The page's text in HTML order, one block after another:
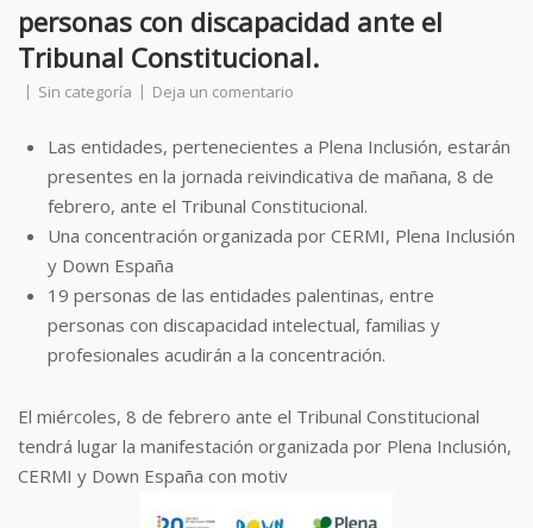
personas con discapacidad ante el
Tribunal Constitucional.
Sin categoría Deja un comentario
Las entidades, pertenecientes a Plena Inclusión, estarán
presentes en la jornada reivindicativa de mañana, 8 de
febrero, ante el Tribunal Constitucional.
Una concentración organizada por CERMI, Plena Inclusión
y Down España
19 personas de las entidades palentinas, entre
personas con discapacidad intelectual, familias y
profesionales acudirán a la concentración.
El miércoles, 8 de febrero ante el Tribunal Constitucional
tendrá lugar la manifestación organizada por Plena Inclusión,
CERMI y Down España con motiv